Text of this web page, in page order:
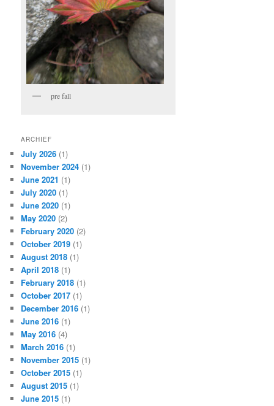
pre fall
ARCHIEF
July 2026 (1)
November 2024 (1)
June 2021 (1)
July 2020 (1)
June 2020 (1)
May 2020 (2)
February 2020 (2)
October 2019 (1)
August 2018 (1)
April 2018 (1)
February 2018 (1)
October 2017 (1)
December 2016 (1)
June 2016 (1)
May 2016 (4)
March 2016 (1)
November 2015 (1)
October 2015 (1)
August 2015 (1)
June 2015 (1)